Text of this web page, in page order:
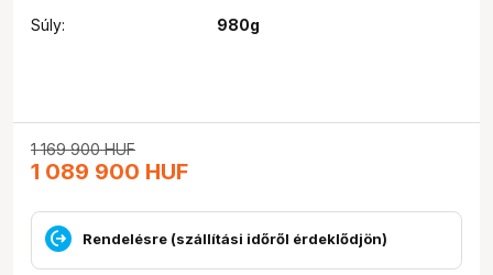
Súly:
980g
1 169 900 HUF
1 089 900 HUF
Rendelésre (szállítási időről érdeklődjön)